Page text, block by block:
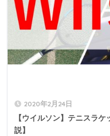
2020年2月24日
【ウイルソン】テニスラ
説】